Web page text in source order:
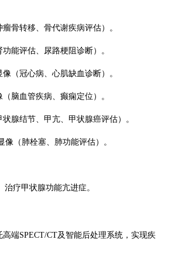
骨转移、骨代谢疾病评估）。
能评估、尿路梗阻诊断）。
（冠心病、心肌缺血诊断）。
脑血管疾病、癫痫定位）。
腺结节、甲亢、甲状腺癌评估）。
像（肺栓塞、肺功能评估）。
治疗甲状腺功能亢进症。
端SPECT/CT及智能后处理系统，实现疾